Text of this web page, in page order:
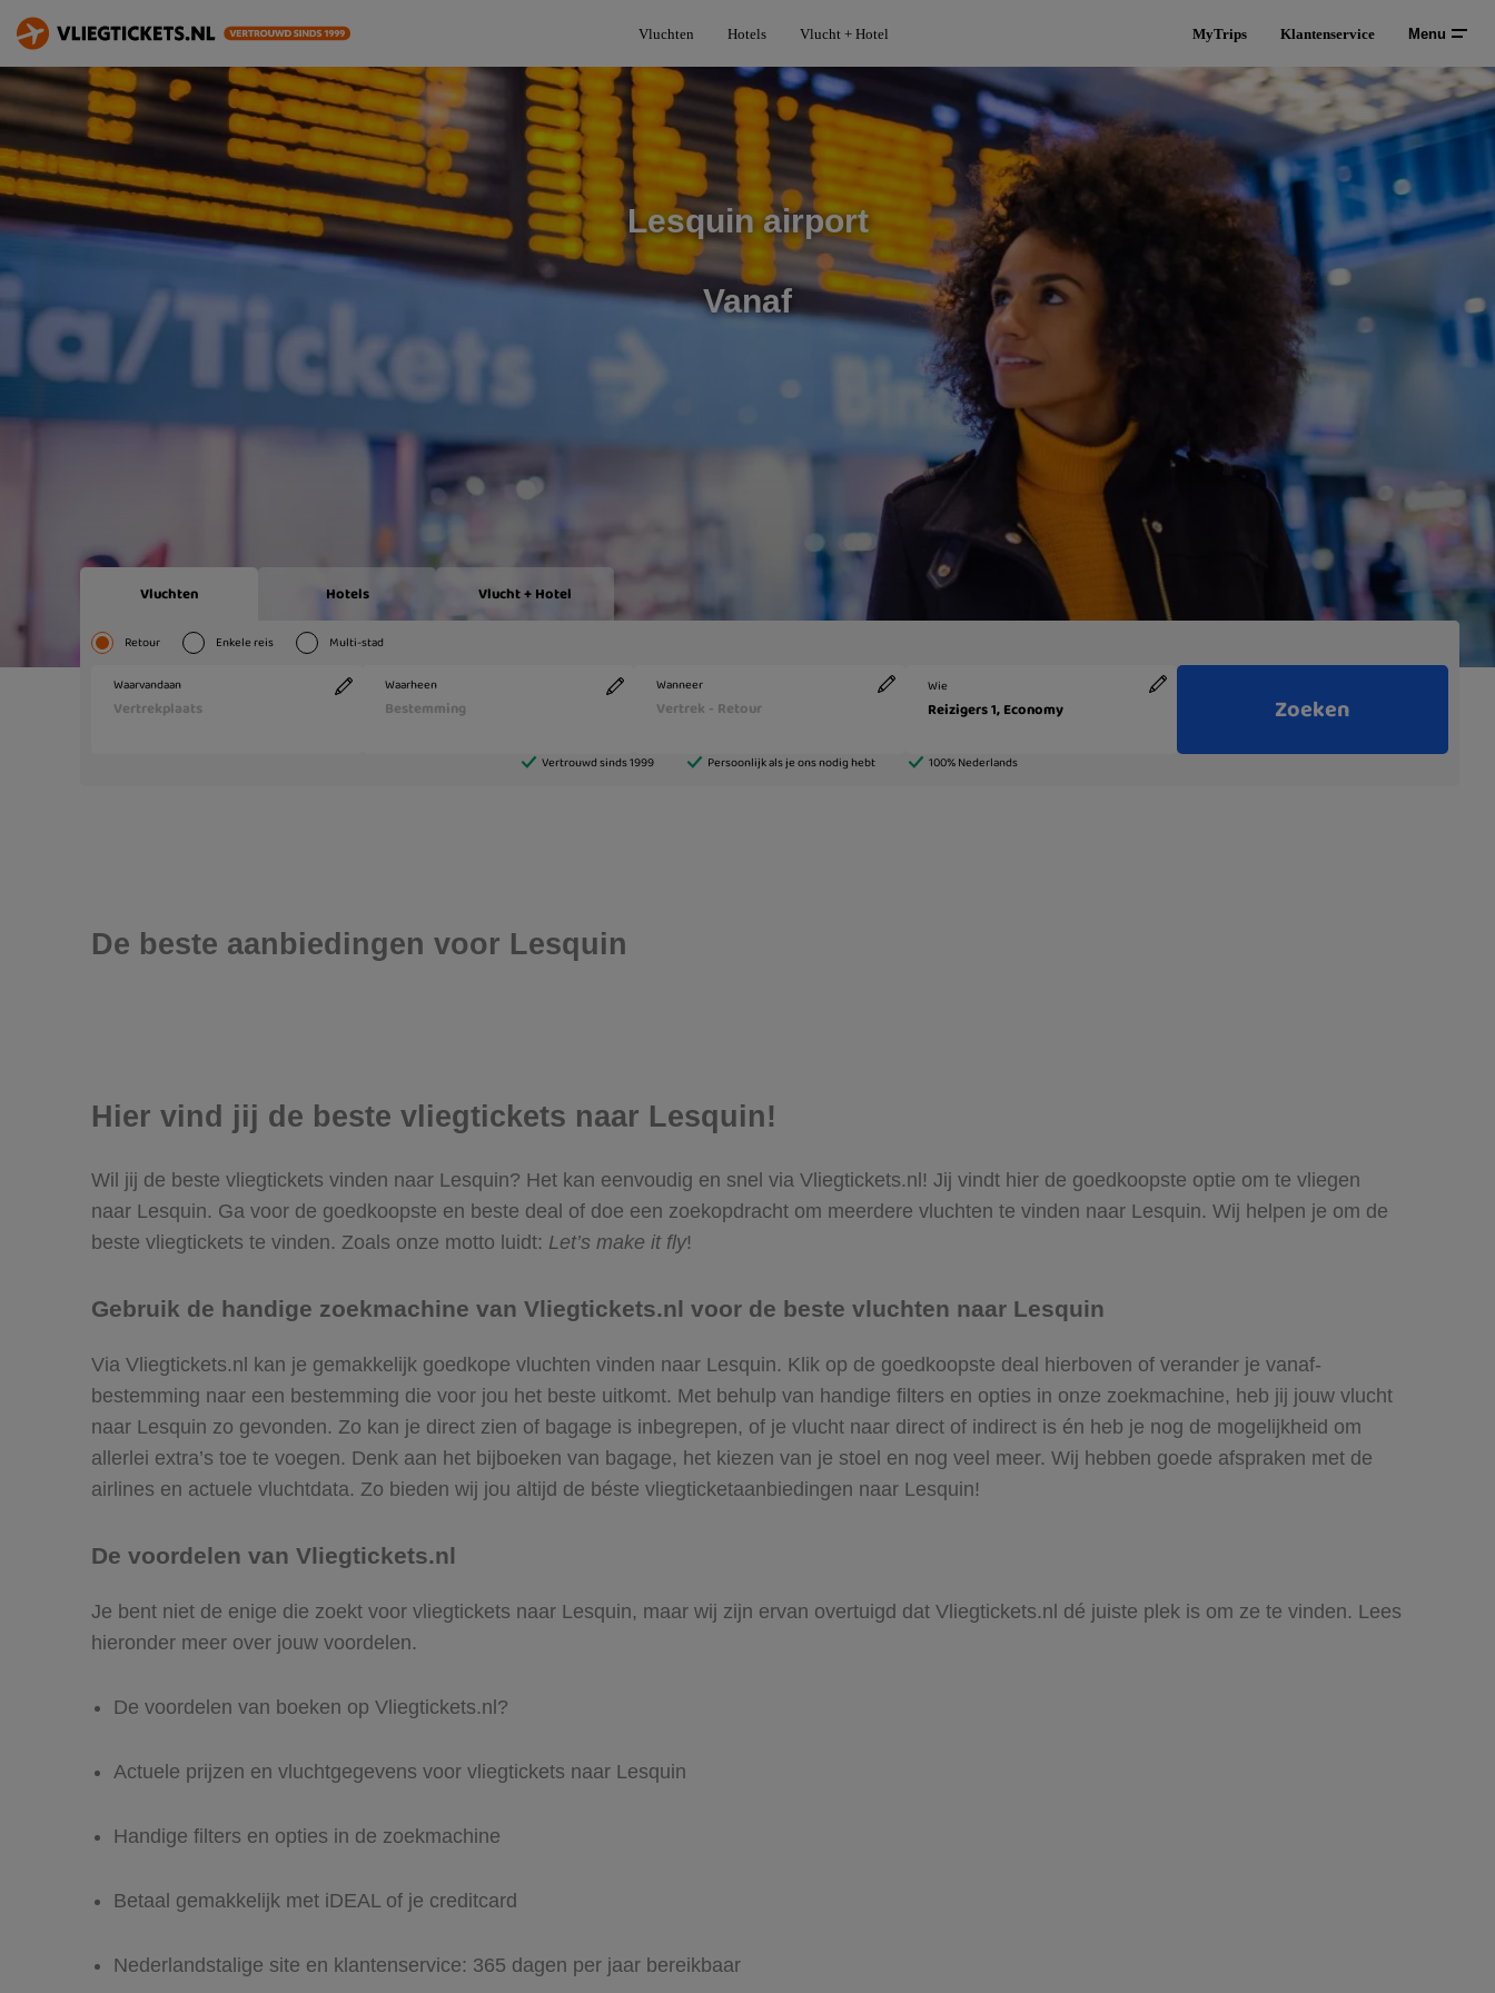
Vluchten Hotels Vlucht + Hotel MyTrips Klantenservice Menu
Lesquin airport
Vanaf
De beste aanbiedingen voor Lesquin
Hier vind jij de beste vliegtickets naar Lesquin!
Wil jij de beste vliegtickets vinden naar Lesquin? Het kan eenvoudig en snel via Vliegtickets.nl! Jij vindt hier de goedkoopste optie om te vliegen
naar Lesquin. Ga voor de goedkoopste en beste deal of doe een zoekopdracht om meerdere vluchten te vinden naar Lesquin. Wij helpen je om de
beste vliegtickets te vinden. Zoals onze motto luidt: Let’s make it fly!
Gebruik de handige zoekmachine van Vliegtickets.nl voor de beste vluchten naar Lesquin
Via Vliegtickets.nl kan je gemakkelijk goedkope vluchten vinden naar Lesquin. Klik op de goedkoopste deal hierboven of verander je vanaf-
bestemming naar een bestemming die voor jou het beste uitkomt. Met behulp van handige filters en opties in onze zoekmachine, heb jij jouw vlucht
naar Lesquin zo gevonden. Zo kan je direct zien of bagage is inbegrepen, of je vlucht naar direct of indirect is én heb je nog de mogelijkheid om
allerlei extra’s toe te voegen. Denk aan het bijboeken van bagage, het kiezen van je stoel en nog veel meer. Wij hebben goede afspraken met de
airlines en actuele vluchtdata. Zo bieden wij jou altijd de béste vliegticketaanbiedingen naar Lesquin!
De voordelen van Vliegtickets.nl
Je bent niet de enige die zoekt voor vliegtickets naar Lesquin, maar wij zijn ervan overtuigd dat Vliegtickets.nl dé juiste plek is om ze te vinden. Lees
hieronder meer over jouw voordelen.
De voordelen van boeken op Vliegtickets.nl?
Actuele prijzen en vluchtgegevens voor vliegtickets naar Lesquin
Handige filters en opties in de zoekmachine
Betaal gemakkelijk met iDEAL of je creditcard
Nederlandstalige site en klantenservice: 365 dagen per jaar bereikbaar